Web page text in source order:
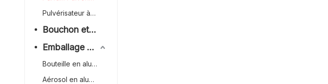
Pulvérisateur à gâchette à l'envers
Bouchon et fermeture
Emballage en aluminium
Bouteille en aluminium
Aérosol en aluminium